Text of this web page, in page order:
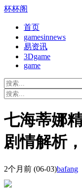
杯杯阁
首页
gamesinnews
易资讯
3Dgame
game
七海蒂娜
剧情解析
2个月前 (06-03)bafang